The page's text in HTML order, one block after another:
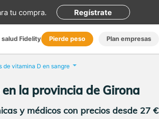
tu compra. Regístrate
salud Fidelity Pierde peso Plan empresas
de vitamina D en sangre
la provincia de Girona
y médicos con precios desde 27 €